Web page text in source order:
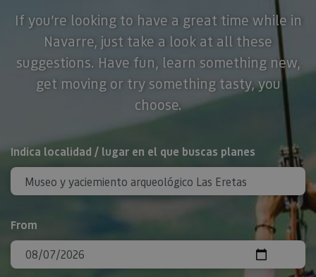
If you’re looking to have a great time while in
Navarre, just take a look at all these
suggestions. Have fun, learn something new,
get moving or try something tasty, you
choose.
Search
Indica localidad / lugar en el que buscas planes
From